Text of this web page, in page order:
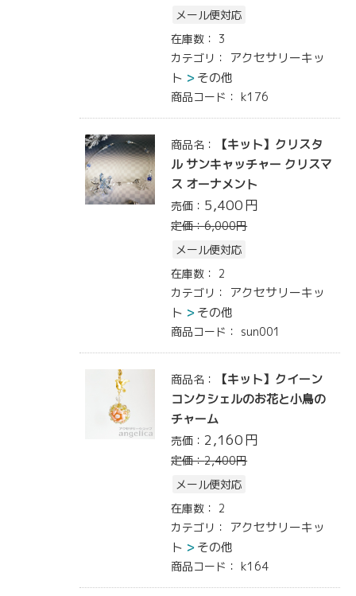
メール便対応
在庫数： 3
カテゴリ：
アクセサリーキッ
ト
その他
商品コード： k176
商品名：
【キット】クリスタ
ル サンキャッチャー クリスマ
ス オーナメント
売価： 5,400円
定価：6,000円
メール便対応
在庫数： 2
カテゴリ：
アクセサリーキッ
ト
その他
商品コード： sun001
商品名：
【キット】クイーン
コンクシェルのお花と小鳥の
チャーム
売価： 2,160円
定価：2,400円
メール便対応
在庫数： 2
カテゴリ：
アクセサリーキッ
ト
その他
商品コード： k164